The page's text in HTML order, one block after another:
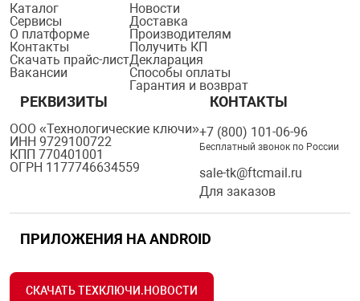
Каталог
Сервисы
О платформе
Контакты
Скачать прайс-лист
Вакансии
Новости
Доставка
Производителям
Получить КП
Декларация
Способы оплаты
Гарантия и возврат
РЕКВИЗИТЫ
ООО «Технологические ключи»
ИНН 9729100722
КПП 770401001
ОГРН 1177746634559
КОНТАКТЫ
+7 (800) 101-06-96
Бесплатный звонок по России
sale-tk@ftcmail.ru
Для заказов
ПРИЛОЖЕНИЯ НА ANDROID
СКАЧАТЬ ТЕХКЛЮЧИ.НОВОСТИ